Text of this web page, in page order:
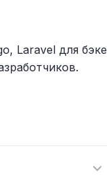
Laravel для